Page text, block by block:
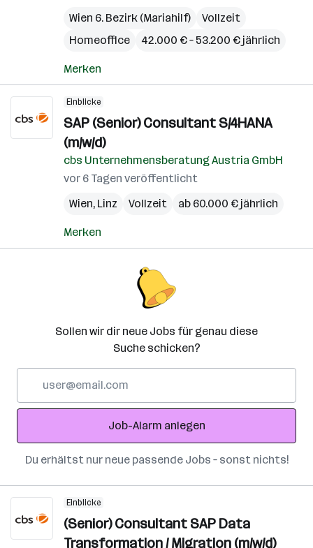
Wien 6. Bezirk (Mariahilf)
Vollzeit
Homeoffice
42.000 € – 53.200 € jährlich
Merken
Einblicke
SAP (Senior) Consultant S/4HANA
(m/w/d)
cbs Unternehmensberatung Austria GmbH
vor 6 Tagen veröffentlicht
Wien, Linz Vollzeit ab 60.000 € jährlich
Merken
Sollen wir dir neue Jobs für genau diese
Suche schicken?
Adresse
Job-Alarm anlegen
Du erhältst nur neue passende Jobs – sonst nichts!
Einblicke
(Senior) Consultant SAP Data
Transformation / Migration (m/w/d)